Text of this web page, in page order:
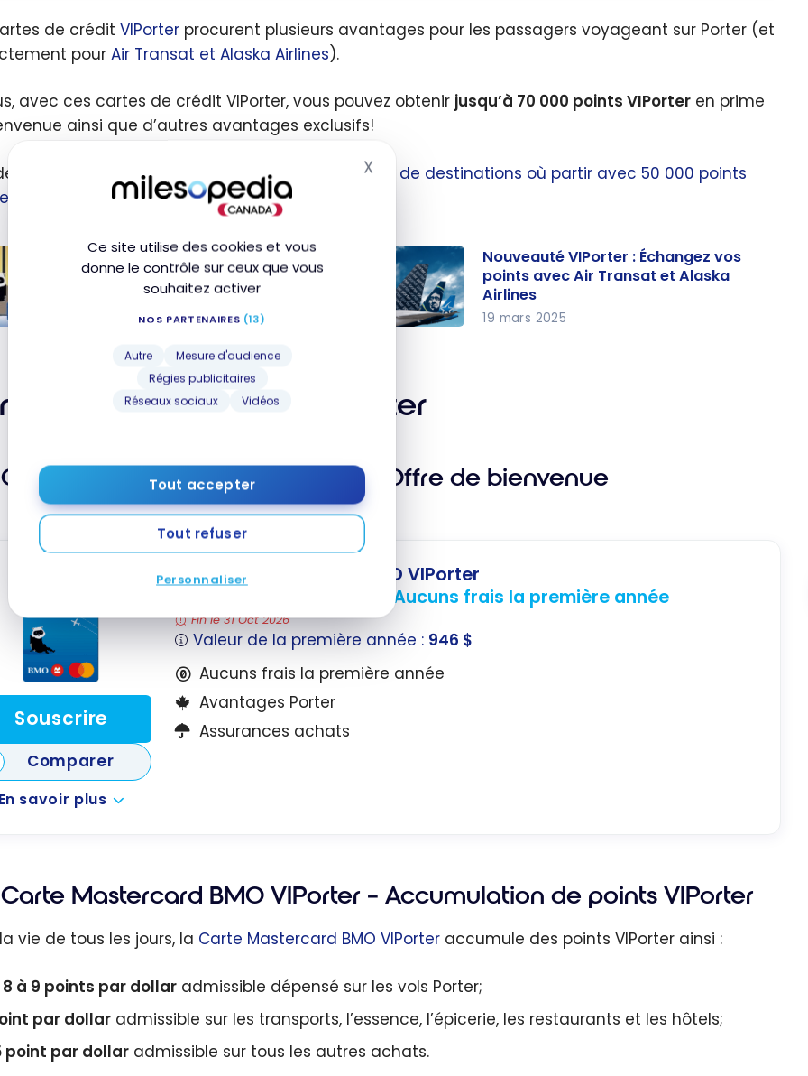
Ce site utilise des cookies et vous
donne le contrôle sur ceux que vous
souhaitez activer
NOS PARTENAIRES (13)
Autre
Mesure d'audience
Régies publicitaires
Réseaux sociaux
Vidéos
Tout accepter
Tout refuser
Personnaliser
XMasquer le bandeau des cookies
de crédit VIPorter procurent plusieurs avantages pour les passagers voyageant sur Porter (et
pour Air Transat et Alaska Airlines).
avec ces cartes de crédit VIPorter, vous pouvez obtenir jusqu’à 70 000 points VIPorter en prime
ainsi que d’autres avantages exclusifs!
l’inspiration, lisez notre article sur plusieurs
idées de destinations où partir avec 50 000 points
15 idées de destinations où partir
avec 50 000 points VIPorter
vos points
Alaska
Nouveauté VIPorter : Échangez vos
points avec Air Transat et Alaska
Airlines
19 mars 2025
Mastercard BMO VIPorter
Carte Mastercard BMO VIPorter – Offre de bienvenue
Carte Mastercard
* BMO VIPorter
Jusqu'à 40 000 Points + Aucuns frais la première année
Fin le 31 Oct 2026
Valeur de la première année : 946 $
Aucuns frais la première année
Avantages Porter
Assurances achats
Souscrire
Comparer
En savoir plus
Carte Mastercard BMO VIPorter – Accumulation de points VIPorter
vie de tous les jours, la Carte Mastercard BMO VIPorter accumule des points VIPorter ainsi :
8 à 9 points par dollaradmissible dépensé sur les vols Porter;
par dollaradmissible sur les transports, l’essence, l’épicerie, les restaurants et les hôtels;
point par dollaradmissible sur tous les autres achats.